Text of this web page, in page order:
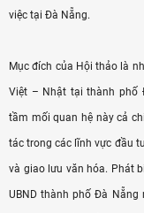
việc tại Đà Nẵng.
Mục đích của Hội thảo là
Việt – Nhật tại thành phố
tầm mối quan hệ này cả
tác trong các lĩnh vực đầu
và giao lưu văn hóa. Phát
UBND thành phố Đà